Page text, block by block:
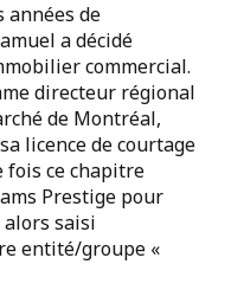
années de
a décidé
commercial.
directeur régional
de Montréal,
licence de courtage
fois ce chapitre
Prestige pour
saisi
entité/groupe «